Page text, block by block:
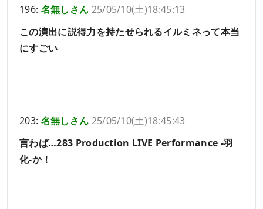
196: 名無しさん 25/05/10(土)18:45:13
この演出に説得力を持たせられるイルミネって本当
にすごい
203: 名無しさん 25/05/10(土)18:45:43
言わば…283 Production LIVE Performance -羽
化-か！